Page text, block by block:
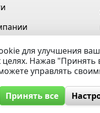
/ Ответ
для улучшения
Нажав "Принять
управлять
Принять все